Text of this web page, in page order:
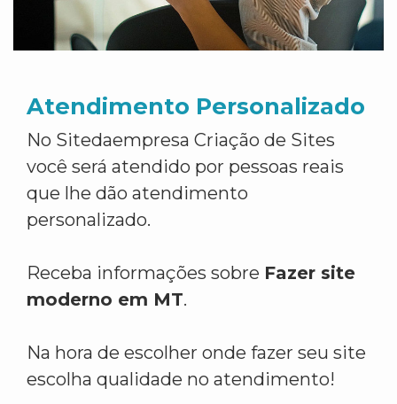
Atendimento Personalizado
No Sitedaempresa Criação de Sites
você será atendido por pessoas reais
que lhe dão atendimento
personalizado.
Receba informações sobre Fazer site
moderno em MT.
Na hora de escolher onde fazer seu site
escolha qualidade no atendimento!